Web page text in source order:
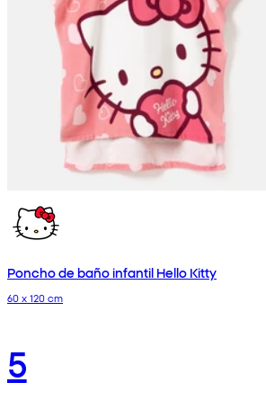
Poncho de baño infantil Hello Kitty
60 x 120 cm
5